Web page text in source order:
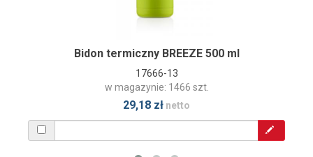
Bidon termiczny BREEZE 500 ml
17666-13
w magazynie: 1466 szt.
29,18 zł netto